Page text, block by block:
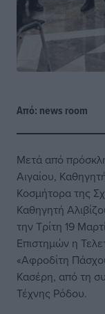
Από: news room
Μετά από
Αιγαίου,
Κοσμήτορα της
Καθηγητή
την Τρίτη 19
Επιστημών η
«Αφροδίτη
Κασέρη, από τη
Τέχνης Ρόδου.